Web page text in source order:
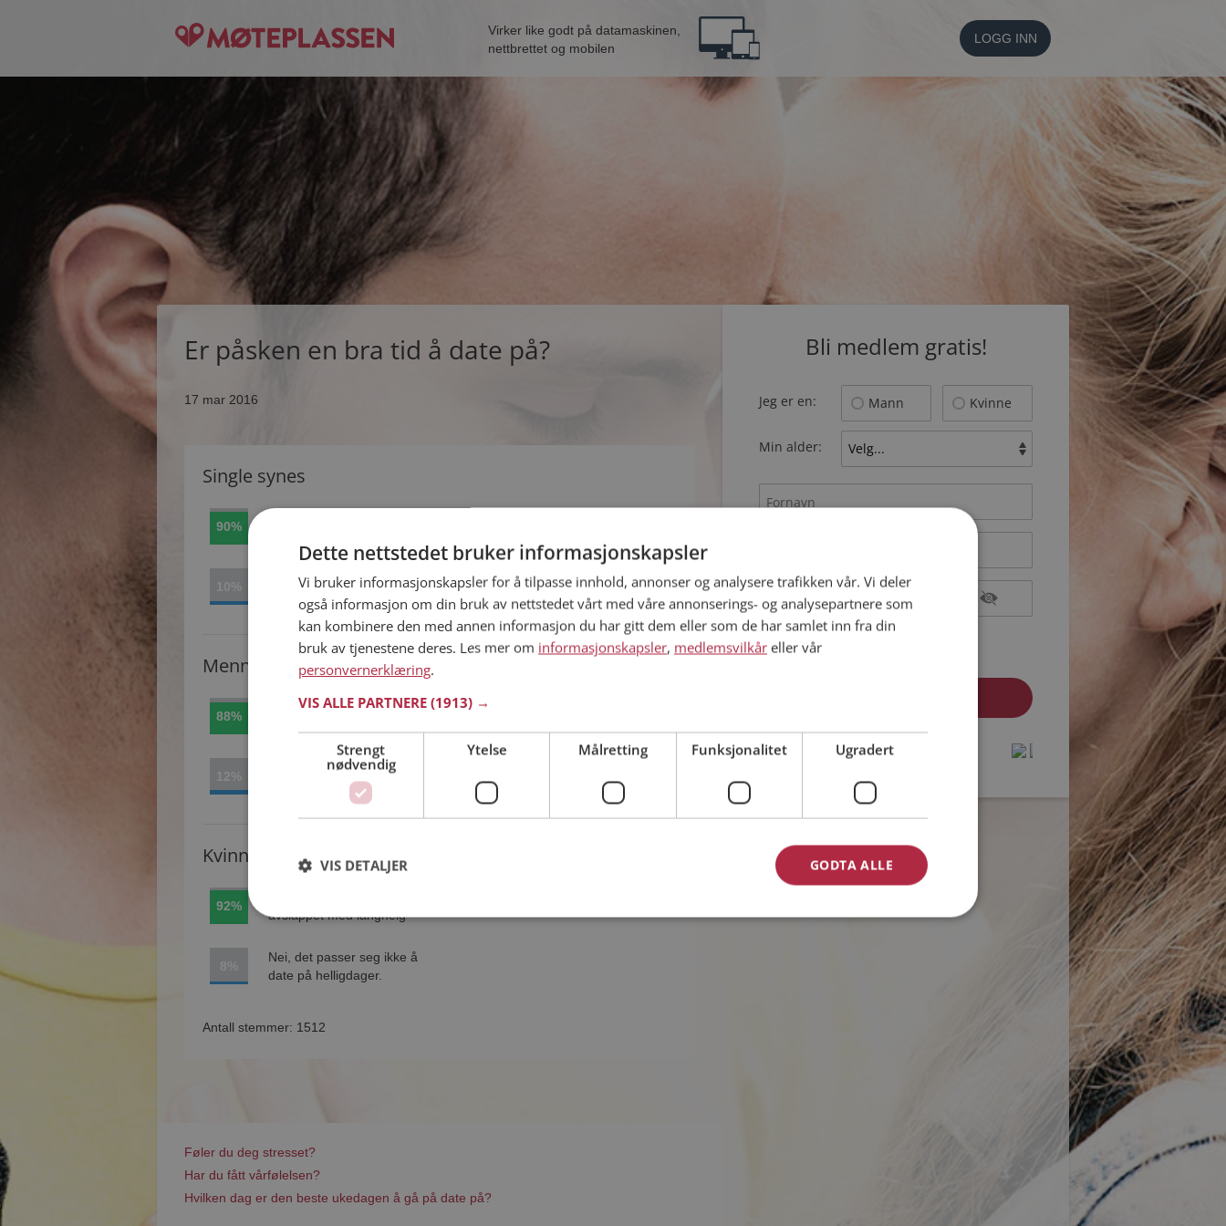
Virker like godt på datamaskinen,
nettbrettet og mobilen
LOGG INN
Er påsken en bra tid å date på?
17 mar 2016
Single synes
90%
10%
Nei, det passer seg ikke å
date på helligdager.
Menn synes
88%
Absolutt, er perfekt og
12%
Nei, det passer seg ikke å
date på helligdager.
Kvinner synes
92%
avslappet med langhelg
8%
Nei, det passer seg ikke å
date på helligdager.
Antall stemmer: 1512
Føler du deg stresset?
Har du fått vårfølelsen?
Hvilken dag er den beste ukedagen å gå på date på?
Bli medlem gratis!
Jeg er en: Mann Kvinne
Min alder:
Jeg aksepterer Medlemsvilkårene
Jeg aksepterer
Allerede medlem? Logg inn her »
protected byreCAPTCHA
- Terms
protected byreCAPTCHA
- Terms
Dette nettstedet bruker informasjonskapsler
Vi bruker informasjonskapsler for å tilpasse innhold, annonser og analysere trafikken vår. Vi deler
også informasjon om din bruk av nettstedet vårt med våre annonserings- og analysepartnere som
kan kombinere den med annen informasjon du har gitt dem eller som de har samlet inn fra din
bruk av tjenestene deres. Les mer om informasjonskapsler, medlemsvilkår eller vår
personvernerklæring.
VIS ALLE PARTNERE (1913) →
Strengt
nødvendig
Ytelse Målretting Funksjonalitet Ugradert
GODTA ALLE
VIS DETALJER